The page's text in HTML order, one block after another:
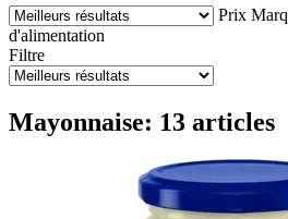
Prix
d'alimentation
Filtre
Mayonnaise: 13 articles